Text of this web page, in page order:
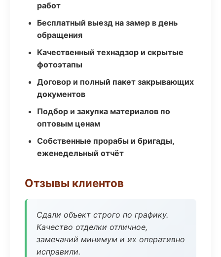
работ
Бесплатный выезд на замер в день
обращения
Качественный технадзор и скрытые
фотоэтапы
Договор и полный пакет закрывающих
документов
Подбор и закупка материалов по
оптовым ценам
Собственные прорабы и бригады,
еженедельный отчёт
Отзывы клиентов
Сдали объект строго по графику.
Качество отделки отличное,
замечаний минимум и их оперативно
исправили.